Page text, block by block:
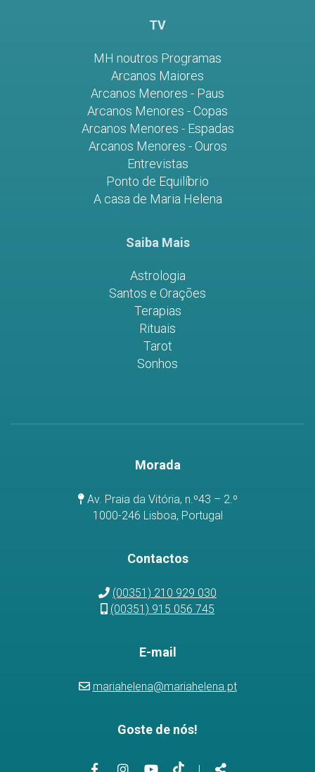
TV
MH noutros Programas
Arcanos Maiores
Arcanos Menores - Paus
Arcanos Menores - Copas
Arcanos Menores - Espadas
Arcanos Menores - Ouros
Entrevistas
Ponto de Equilíbrio
A casa de Maria Helena
Saiba Mais
Astrologia
Santos e Orações
Terapias
Rituais
Tarot
Sonhos
Morada
Av. Praia da Vitória, n.º43 – 2.º
1000-246 Lisboa, Portugal
Contactos
(00351) 210 929 030
(00351) 915 056 745
E-mail
mariahelena@mariahelena.pt
Goste de nós!
Link Link Link Link